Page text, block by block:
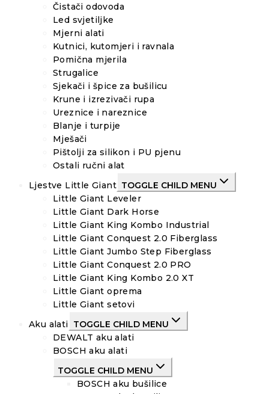
Čistači odovoda
Led svjetiljke
Mjerni alati
Kutnici, kutomjeri i ravnala
Pomična mjerila
Strugalice
Sjekači i špice za bušilicu
Krune i izrezivači rupa
Ureznice i nareznice
Blanje i turpije
Mješači
Pištolji za silikon i PU pjenu
Ostali ručni alat
Ljestve Little Giant TOGGLE CHILD MENU
Little Giant Leveler
Little Giant Dark Horse
Little Giant King Kombo Industrial
Little Giant Conquest 2.0 Fiberglass
Little Giant Jumbo Step Fiberglass
Little Giant Conquest 2.0 PRO
Little Giant King Kombo 2.0 XT
Little Giant oprema
Little Giant setovi
Aku alati TOGGLE CHILD MENU
DEWALT aku alati
BOSCH aku alati
TOGGLE CHILD MENU
BOSCH aku bušilice